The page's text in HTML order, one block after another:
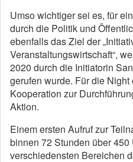
Umso wichtiger sei es, für
durch die Politik und
ebenfalls das Ziel der
Veranstaltungswirtschaft“,
2020 durch die Initiatorin
gerufen wurde. Für die
Kooperation zur
Aktion.
Einem ersten Aufruf zur
binnen 72 Stunden über
verschiedensten Bereichen